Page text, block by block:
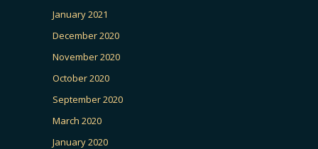
January 2021
December 2020
November 2020
October 2020
September 2020
March 2020
January 2020